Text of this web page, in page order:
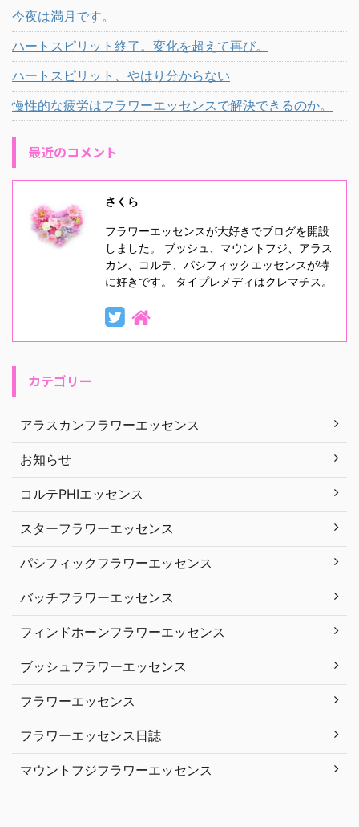
今夜は満月です。
ハートスピリット終了。変化を超えて再び。
ハートスピリット、やはり分からない
慢性的な疲労はフラワーエッセンスで解決できるのか。
最近のコメント
さくら
フラワーエッセンスが大好きでブログを開設
しました。 ブッシュ、マウントフジ、アラス
カン、コルテ、パシフィックエッセンスが特
に好きです。 タイプレメディはクレマチス。
カテゴリー
アラスカンフラワーエッセンス
お知らせ
コルテPHIエッセンス
スターフラワーエッセンス
パシフィックフラワーエッセンス
バッチフラワーエッセンス
フィンドホーンフラワーエッセンス
ブッシュフラワーエッセンス
フラワーエッセンス
フラワーエッセンス日誌
マウントフジフラワーエッセンス